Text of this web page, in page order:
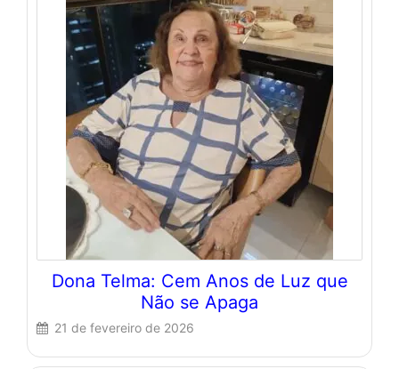
Dona Telma: Cem Anos de Luz que
Não se Apaga
21 de fevereiro de 2026